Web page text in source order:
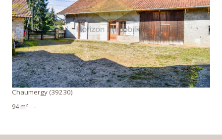
voir le bien
Chaumergy (39230)
94 m² -